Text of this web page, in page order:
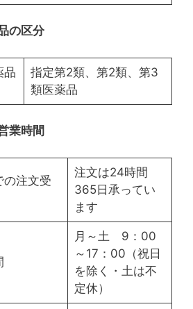
の区分
品
指定第2類、第2類、第3
類医薬品
業時間
の注文受
注文は24時間
365日承ってい
ます
月～土 9：00
～17：00（祝日
を除く・土は不
定休）